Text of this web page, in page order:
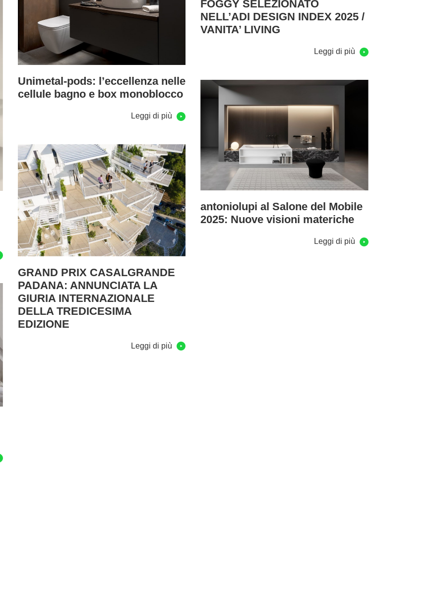
Unimetal-pods: l’eccellenza nelle
cellule bagno e box monoblocco
Leggi di più
FOGGY SELEZIONATO
NELL’ADI DESIGN INDEX 2025 /
VANITA’ LIVING
Leggi di più
GRAND PRIX CASALGRANDE
PADANA: ANNUNCIATA LA
GIURIA INTERNAZIONALE
DELLA TREDICESIMA
EDIZIONE
Leggi di più
antoniolupi al Salone del Mobile
2025: Nuove visioni materiche
Leggi di più